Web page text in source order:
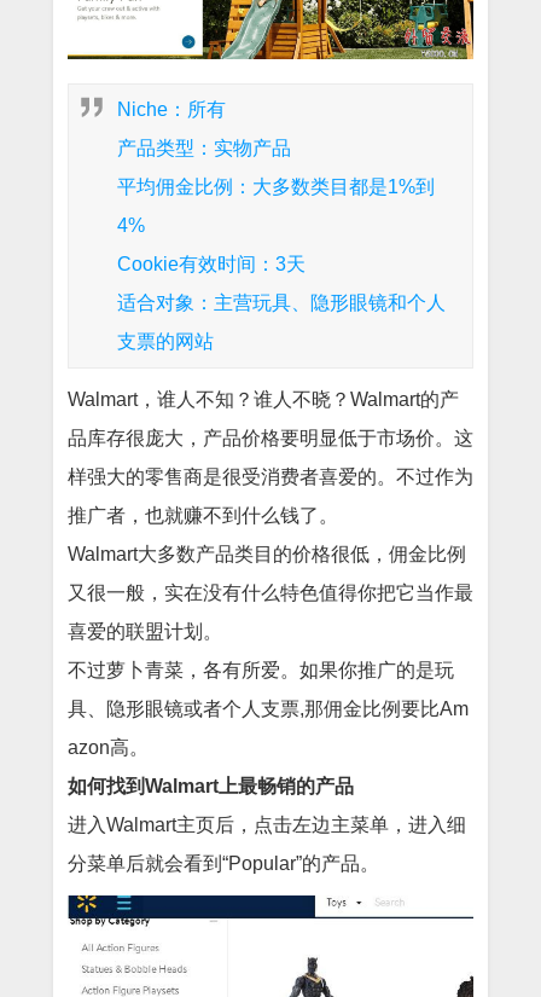
Niche：所有
产品类型：实物产品
平均佣金比例：大多数类目都是1%到
4%
Cookie有效时间：3天
适合对象：主营玩具、隐形眼镜和个人
支票的网站
Walmart，谁人不知？谁人不晓？Walmart的产
品库存很庞大，产品价格要明显低于市场价。这
样强大的零售商是很受消费者喜爱的。不过作为
推广者，也就赚不到什么钱了。
Walmart大多数产品类目的价格很低，佣金比例
又很一般，实在没有什么特色值得你把它当作最
喜爱的联盟计划。
不过萝卜青菜，各有所爱。如果你推广的是玩
具、隐形眼镜或者个人支票,那佣金比例要比Am
azon高。
如何找到Walmart上最畅销的产品
进入Walmart主页后，点击左边主菜单，进入细
分菜单后就会看到“Popular”的产品。